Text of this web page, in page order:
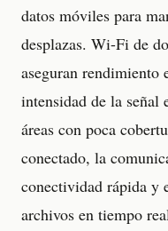
datos móviles para
desplazas. Wi-Fi de
aseguran rendimiento
intensidad de la señal
áreas con poca
conectado, la
conectividad rápida y
archivos en tiempo